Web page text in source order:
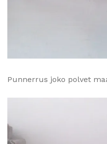
Punnerrus joko polvet